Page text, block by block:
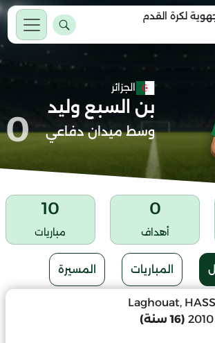
لكرة القدم
الجزائر
بن السبع وليد
وسط ميدان دفاعي 0
0
أهداف
10
مباريات
المباريات المسيرة
Laghouat,
(16 سنة)